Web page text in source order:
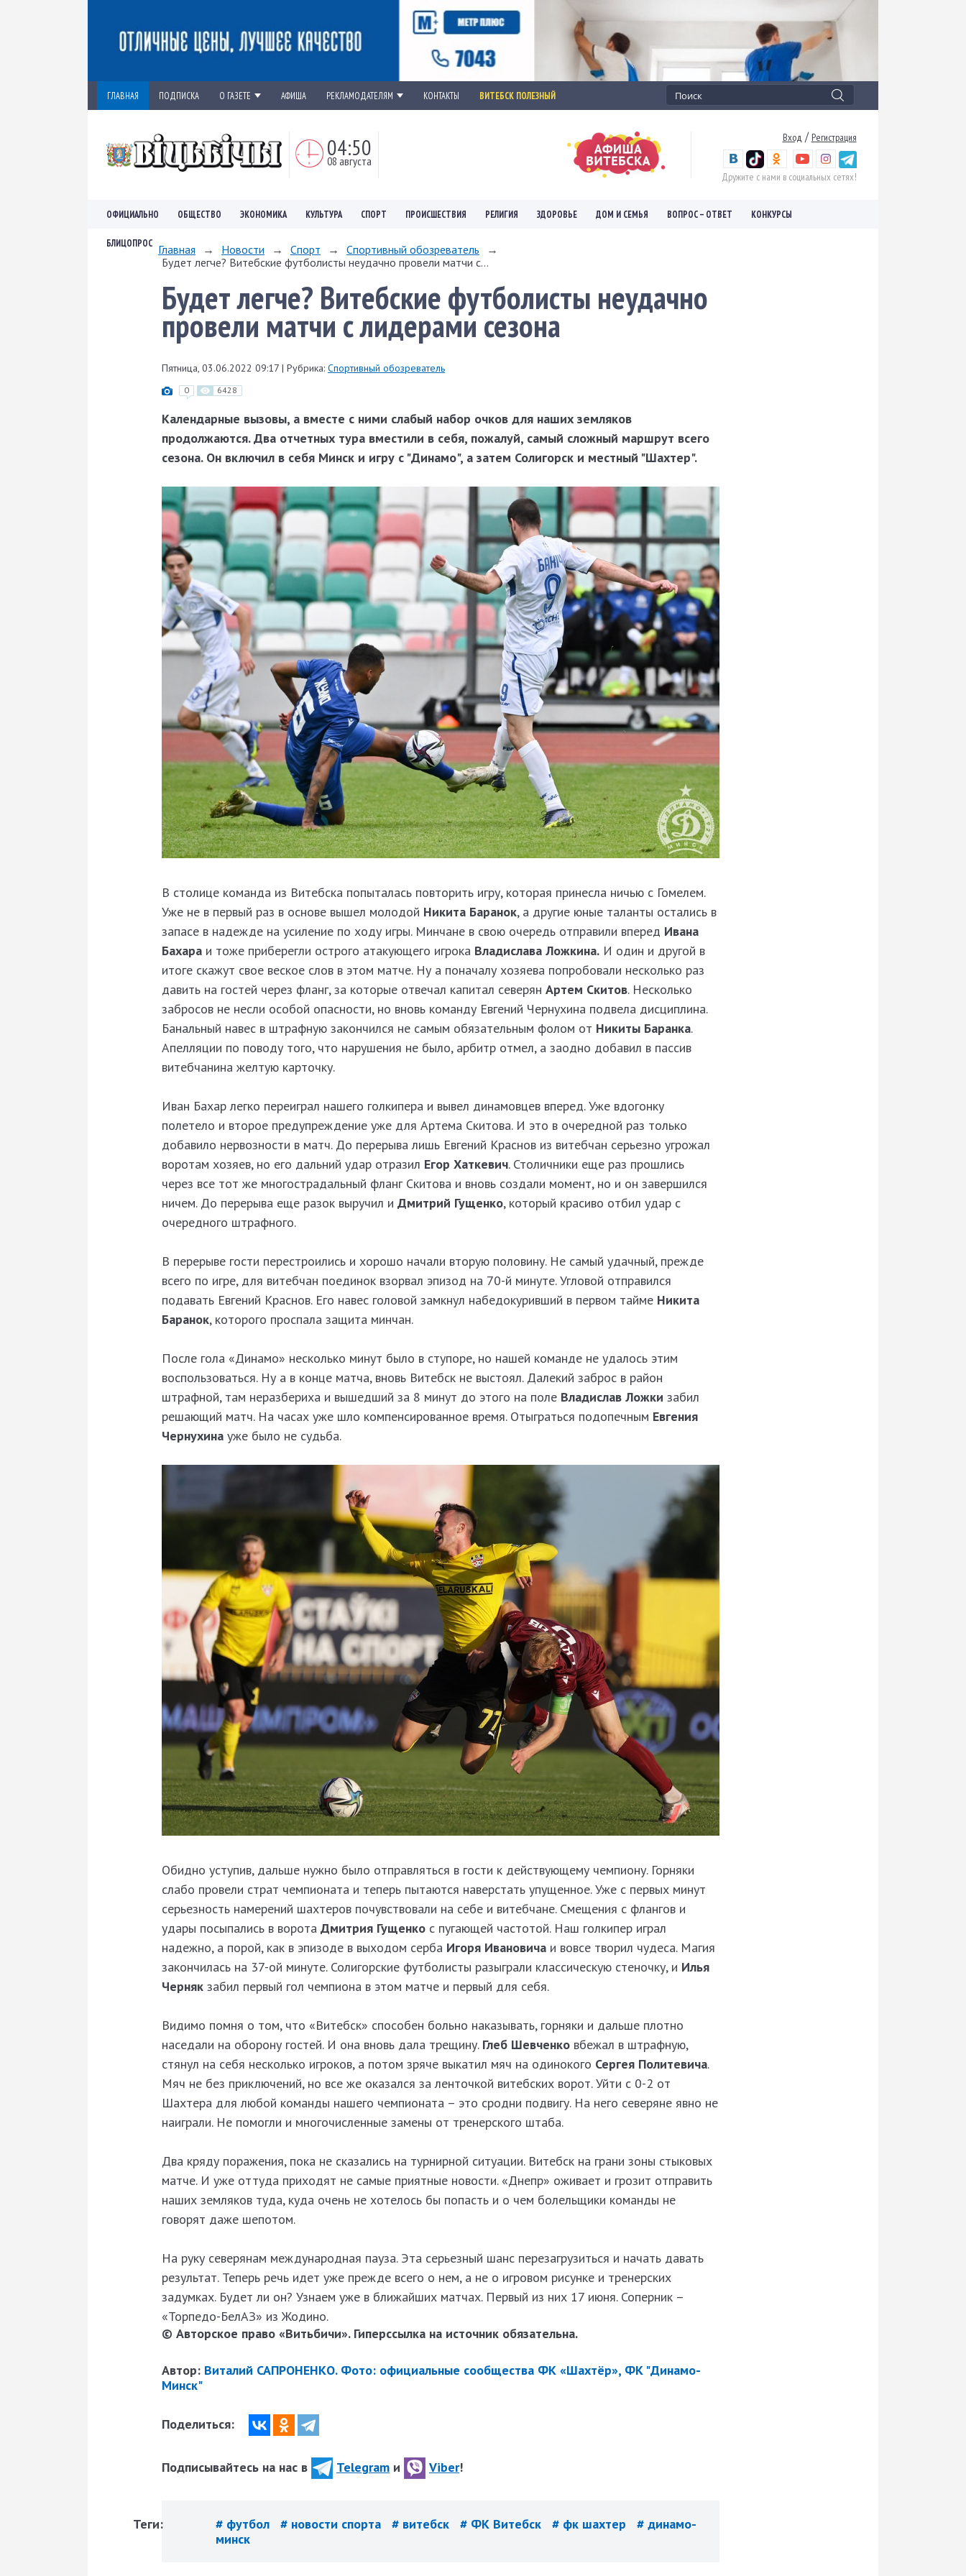
ГЛАВНАЯ ПОДПИСКА О ГАЗЕТЕ АФИША РЕКЛАМОДАТЕЛЯМ КОНТАКТЫ ВИТЕБСК ПОЛЕЗНЫЙ
04:50
08 августа
Вход / Регистрация
Дружите с нами в социальных сетях!
ОФИЦИАЛЬНО ОБЩЕСТВО ЭКОНОМИКА КУЛЬТУРА СПОРТ ПРОИСШЕСТВИЯ РЕЛИГИЯ ЗДОРОВЬЕ ДОМ И СЕМЬЯ ВОПРОС – ОТВЕТ КОНКУРСЫ
БЛИЦОПРОС Главная → Новости → Спорт → Спортивный обозреватель
→
Будет легче? Витебские футболисты неудачно провели матчи с...
Будет легче? Витебские футболисты неудачно
провели матчи с лидерами сезона
Пятница, 03.06.2022 09:17 | Рубрика: Спортивный обозреватель
0 6428
Календарные вызовы, а вместе с ними слабый набор очков для наших земляков
продолжаются. Два отчетных тура вместили в себя, пожалуй, самый сложный маршрут всего
сезона. Он включил в себя Минск и игру с "Динамо", а затем Солигорск и местный "Шахтер".
В столице команда из Витебска попыталась повторить игру, которая принесла ничью с Гомелем.
Уже не в первый раз в основе вышел молодой Никита Баранок, а другие юные таланты остались в
запасе в надежде на усиление по ходу игры. Минчане в свою очередь отправили вперед Ивана
Бахара и тоже приберегли острого атакующего игрока Владислава Ложкина. И один и другой в
итоге скажут свое веское слов в этом матче. Ну а поначалу хозяева попробовали несколько раз
давить на гостей через фланг, за которые отвечал капитал северян Артем Скитов. Несколько
забросов не несли особой опасности, но вновь команду Евгений Чернухина подвела дисциплина.
Банальный навес в штрафную закончился не самым обязательным фолом от Никиты Баранка.
Апелляции по поводу того, что нарушения не было, арбитр отмел, а заодно добавил в пассив
витебчанина желтую карточку.
Иван Бахар легко переиграл нашего голкипера и вывел динамовцев вперед. Уже вдогонку
полетело и второе предупреждение уже для Артема Скитова. И это в очередной раз только
добавило нервозности в матч. До перерыва лишь Евгений Краснов из витебчан серьезно угрожал
воротам хозяев, но его дальний удар отразил Егор Хаткевич. Столичники еще раз прошлись
через все тот же многострадальный фланг Скитова и вновь создали момент, но и он завершился
ничем. До перерыва еще разок выручил и Дмитрий Гущенко, который красиво отбил удар с
очередного штрафного.
В перерыве гости перестроились и хорошо начали вторую половину. Не самый удачный, прежде
всего по игре, для витебчан поединок взорвал эпизод на 70-й минуте. Угловой отправился
подавать Евгений Краснов. Его навес головой замкнул набедокуривший в первом тайме Никита
Баранок, которого проспала защита минчан.
После гола «Динамо» несколько минут было в ступоре, но нашей команде не удалось этим
воспользоваться. Ну а в конце матча, вновь Витебск не выстоял. Далекий заброс в район
штрафной, там неразбериха и вышедший за 8 минут до этого на поле Владислав Ложки забил
решающий матч. На часах уже шло компенсированное время. Отыграться подопечным Евгения
Чернухина уже было не судьба.
Обидно уступив, дальше нужно было отправляться в гости к действующему чемпиону. Горняки
слабо провели страт чемпионата и теперь пытаются наверстать упущенное. Уже с первых минут
серьезность намерений шахтеров почувствовали на себе и витебчане. Смещения с флангов и
удары посыпались в ворота Дмитрия Гущенко с пугающей частотой. Наш голкипер играл
надежно, а порой, как в эпизоде в выходом серба Игоря Ивановича и вовсе творил чудеса. Магия
закончилась на 37-ой минуте. Солигорские футболисты разыграли классическую стеночку, и Илья
Черняк забил первый гол чемпиона в этом матче и первый для себя.
Видимо помня о том, что «Витебск» способен больно наказывать, горняки и дальше плотно
наседали на оборону гостей. И она вновь дала трещину. Глеб Шевченко вбежал в штрафную,
стянул на себя несколько игроков, а потом зряче выкатил мяч на одинокого Сергея Политевича.
Мяч не без приключений, но все же оказался за ленточкой витебских ворот. Уйти с 0-2 от
Шахтера для любой команды нашего чемпионата – это сродни подвигу. На него северяне явно не
наиграли. Не помогли и многочисленные замены от тренерского штаба.
Два кряду поражения, пока не сказались на турнирной ситуации. Витебск на грани зоны стыковых
матче. И уже оттуда приходят не самые приятные новости. «Днепр» оживает и грозит отправить
наших земляков туда, куда очень не хотелось бы попасть и о чем болельщики команды не
говорят даже шепотом.
На руку северянам международная пауза. Эта серьезный шанс перезагрузиться и начать давать
результат. Теперь речь идет уже прежде всего о нем, а не о игровом рисунке и тренерских
задумках. Будет ли он? Узнаем уже в ближайших матчах. Первый из них 17 июня. Соперник –
«Торпедо-БелАЗ» из Жодино.
© Авторское право «Витьбичи». Гиперссылка на источник обязательна.
Автор: Виталий САПРОНЕНКО. Фото: официальные сообщества ФК «Шахтёр», ФК "Динамо-
Минск"
Поделиться:
Подписывайтесь на нас в Telegram и Viber!
Теги: # футбол # новости спорта # витебск # ФК Витебск # фк шахтер
# динамо-
минск